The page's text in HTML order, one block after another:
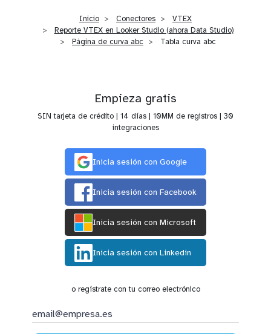
Inicio Conectores
VTEX
Reporte VTEX en Looker Studio (ahora Data Studio)
Página de curva abc
Tabla curva abc
Empieza gratis
SIN tarjeta de crédito | 14 días | 10MM de registros | 30
integraciones
Inicia sesión con Google
Inicia sesión con Facebook
Inicia sesión con Microsoft
Inicia sesión con Linkedin
o regístrate con tu correo electrónico